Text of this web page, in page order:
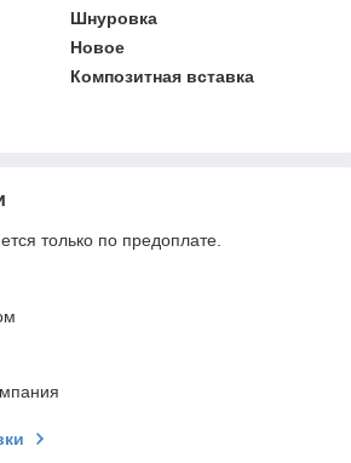
Шнуровка
Новое
Композитная вставка
только по предоплате.